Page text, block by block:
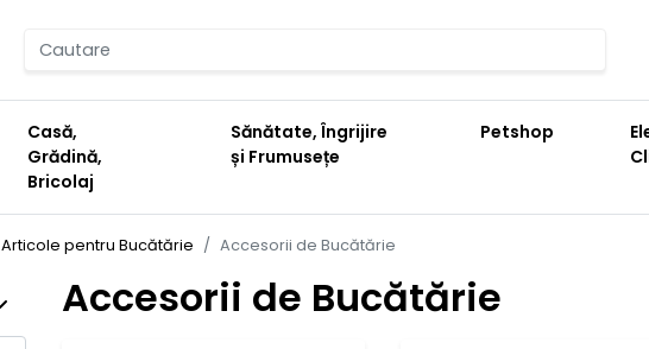
Casă,
Grădină,
Bricolaj
Sănătate, Îngrijire
și Frumusețe
Petshop
Articole pentru Bucătărie Accesorii de Bucătărie
Accesorii de Bucătărie